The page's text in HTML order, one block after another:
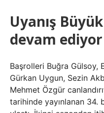
Uyanış
devam
Başrolleri Buğra Gülsoy,
Gürkan Uygun, Sezin
Mehmet Özgür
tarihinde yayınlanan 34.